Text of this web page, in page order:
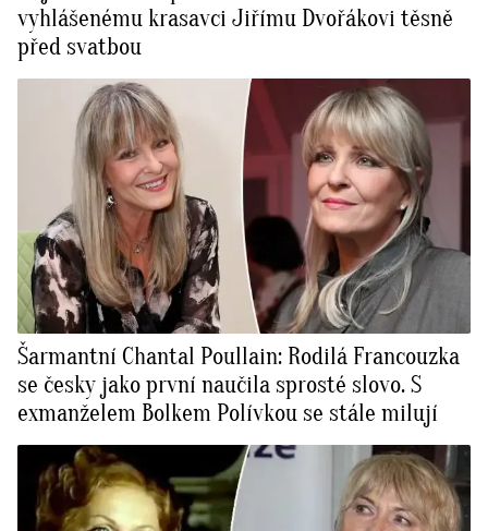
vyhlášenému krasavci Jiřímu Dvořákovi těsně
před svatbou
Šarmantní Chantal Poullain: Rodilá Francouzka
se česky jako první naučila sprosté slovo. S
exmanželem Bolkem Polívkou se stále milují